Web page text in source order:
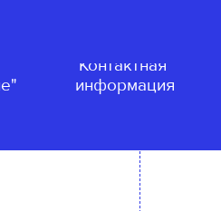
Контактная
информация